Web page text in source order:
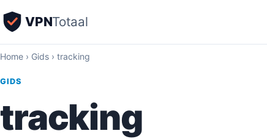
VPNTotaal
Home › Gids › tracking
GIDS
tracking